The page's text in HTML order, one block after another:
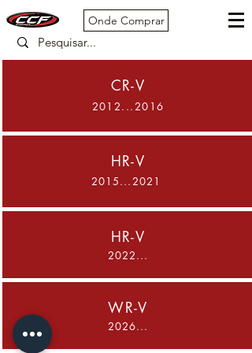
Onde Comprar
CR-V
2012...2016
HR-V
2015...2021
HR-V
2022...
WR-V
2026...